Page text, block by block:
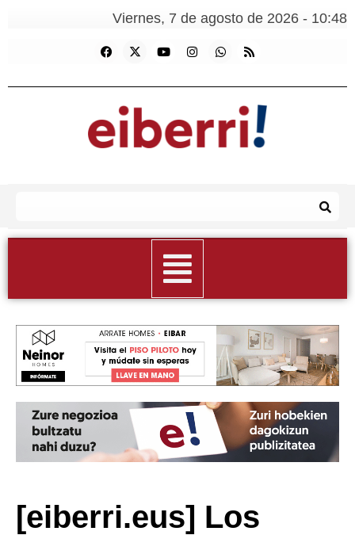
Viernes, 7 de agosto de 2026 - 10:48
[eiberri.eus] Los